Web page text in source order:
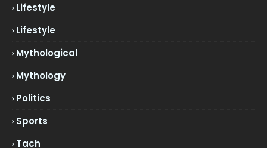
Lifestyle
Lifestyle
Mythological
Mythology
Politics
Sports
Tach